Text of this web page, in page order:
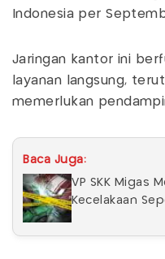
Indonesia per
Jaringan kantor ini
layanan langsung,
memerlukan
Baca Juga:
VP SKK Migas
Kecelakaan